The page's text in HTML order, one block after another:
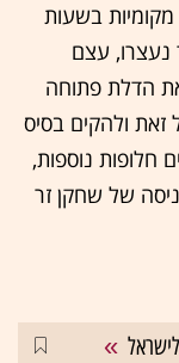
בשעות
נעצרו, עצם
הדלת פתוחה
ולהקים בסיס
חלופות נוספות,
של שחקן זר